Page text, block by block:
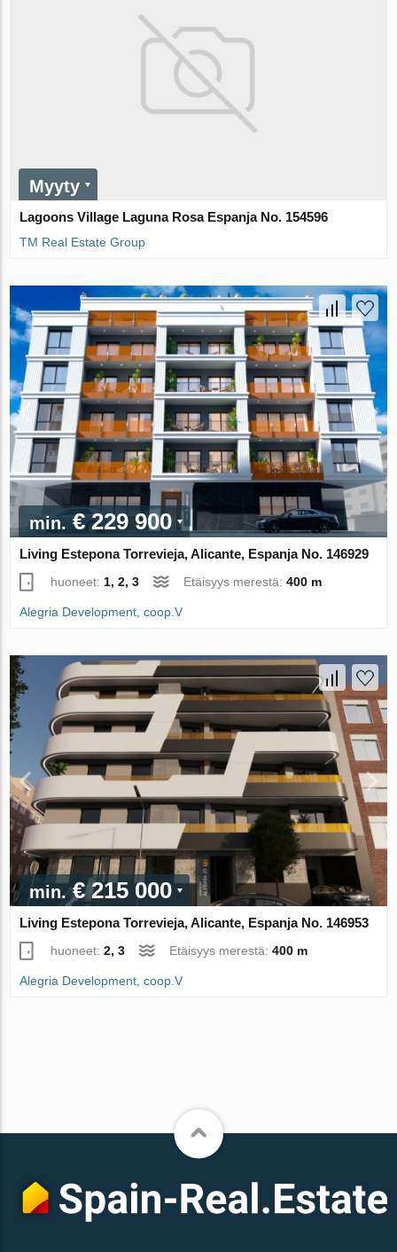
Myyty
Lagoons Village Laguna Rosa Espanja No. 154596
TM Real Estate Group
min.€ 229 900
Living Estepona Torrevieja, Alicante, Espanja No. 146929
huoneet: 1, 2, 3 Etäisyys merestä:400 m
Alegria Development, coop.V
min.€ 215 000
Living Estepona Torrevieja, Alicante, Espanja No. 146953
huoneet:2, 3 Etäisyys merestä:400 m
Alegria Development, coop.V